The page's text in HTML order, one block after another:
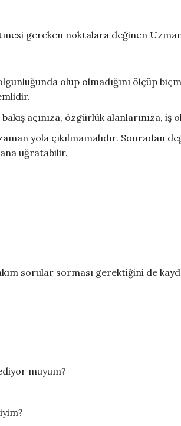
gereken noktalara değinen
olup olmadığını ölçüp
bakış açınıza, özgürlük alanlarınıza,
yola çıkılmamalıdır. Sonradan
uğratabilir.
sorular sorması gerektiğini de
muyum?